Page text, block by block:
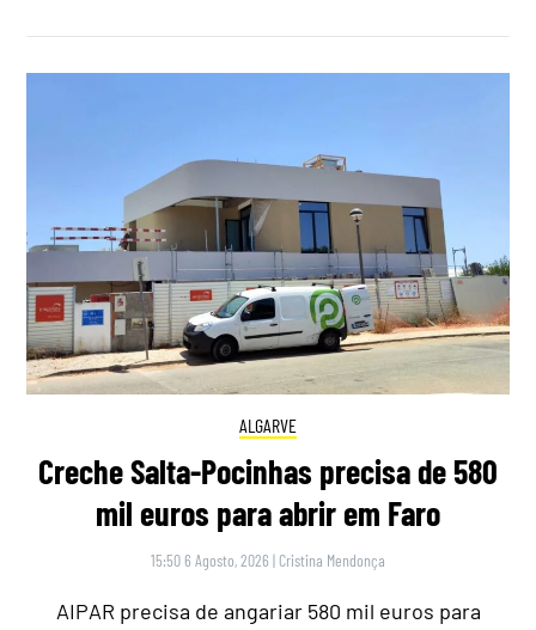
ALGARVE
Creche Salta-Pocinhas precisa de 580
mil euros para abrir em Faro
15:50 6 Agosto, 2026 | Cristina Mendonça
AIPAR precisa de angariar 580 mil euros para